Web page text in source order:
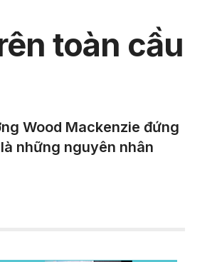
toàn cầu
Wood Mackenzie đứng
những nguyên nhân